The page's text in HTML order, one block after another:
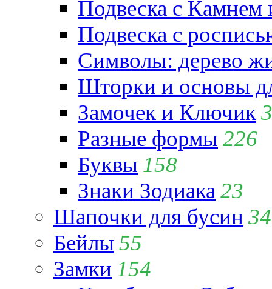
Подвеска с
Подвеска с
Символы: дерево
Шторки и основы
Замочек и Ключик
Разные формы 226
Буквы 158
Знаки Зодиака 23
Шапочки для бусин 34
Бейлы 55
Замки 154